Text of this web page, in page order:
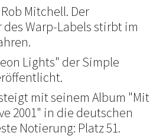
Mitchell. Der
Warp-Labels stirbt im
Lights" der Simple
mit seinem Album "Mit
2001" in die deutschen
Notierung: Platz 51.